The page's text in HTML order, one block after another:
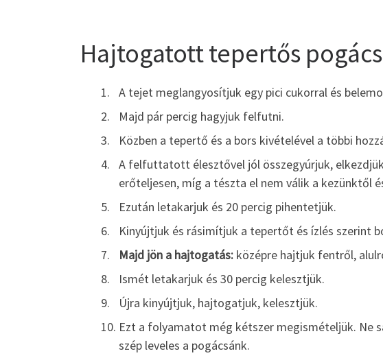
Hajtogatott tepertős
A tejet meglangyosítjuk egy pici cukorral és
Majd pár percig hagyjuk felfutni.
Közben a tepertő és a bors kivételével a többi
A felfuttatott élesztővel jól összegyúrjuk,
erőteljesen, míg a tészta el nem válik a kezünktől
Ezután letakarjuk és 20 percig pihentetjük.
Kinyújtjuk és rásimítjuk a tepertőt és ízlés szerint
Majd jön a hajtogatás: középre hajtjuk fentről,
Ismét letakarjuk és 30 percig kelesztjük.
Újra kinyújtjuk, hajtogatjuk, kelesztjük.
Ezt a folyamatot még kétszer megismételjük. Ne
szép leveles a pogácsánk.